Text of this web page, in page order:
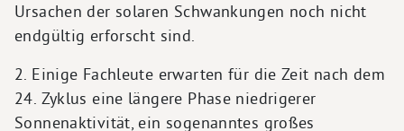
Ursachen der solaren Schwankungen noch nicht
endgültig erforscht sind.
2. Einige Fachleute erwarten für die Zeit nach dem
24. Zyklus eine längere Phase niedrigerer
Sonnenaktivität, ein sogenanntes großes